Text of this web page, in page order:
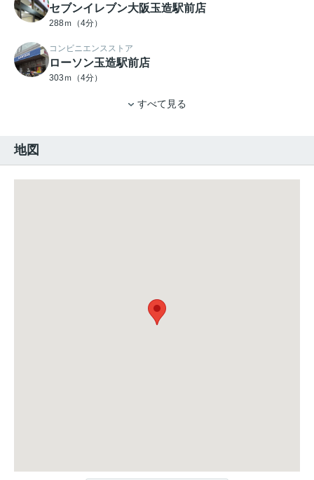
セブンイレブン大阪玉造駅前店
288ｍ（4分）
コンビニエンスストア
ローソン玉造駅前店
303ｍ（4分）
すべて見る
地図